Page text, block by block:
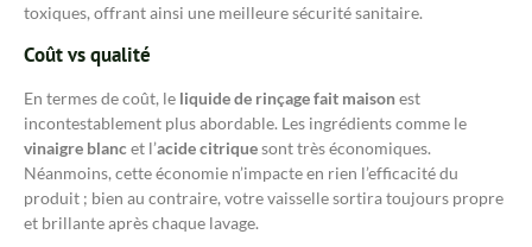
toxiques, offrant ainsi une meilleure sécurité sanitaire.
Coût vs qualité
En termes de coût, le liquide de rinçage fait maisonest
incontestablement plus abordable. Les ingrédients comme le
vinaigre blancet l’acide citriquesont très économiques.
Néanmoins, cette économie n’impacte en rien l’efficacité du
produit ; bien au contraire, votre vaisselle sortira toujours propre
et brillante après chaque lavage.